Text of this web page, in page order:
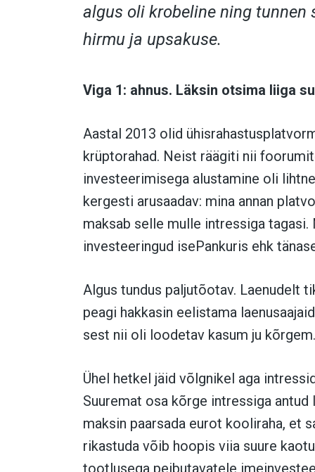
algus oli krobeline ning tunnen
hirmu ja upsakuse.
Viga 1: ahnus. Läksin otsima liiga
Aastal 2013 olid
krüptorahad. Neist räägiti nii
investeerimisega alustamine oli
kergesti arusaadav: mina annan
maksab selle mulle intressiga
investeeringud isePankuris ehk
Algus tundus paljutõotav. Laenudelt
peagi hakkasin eelistama
sest nii oli loodetav kasum ju kõrgem.
Ühel hetkel jäid võlgnikel aga
Suuremat osa kõrge intressiga
maksin paarsada eurot kooliraha, et
rikastuda võib hoopis viia suure
tootlusega peibutavatele